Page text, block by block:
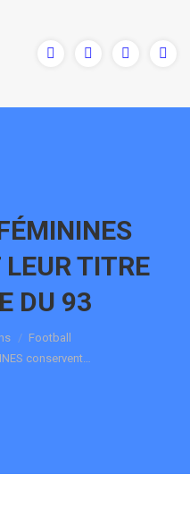
TITRE
DU 93
Football
conservent…